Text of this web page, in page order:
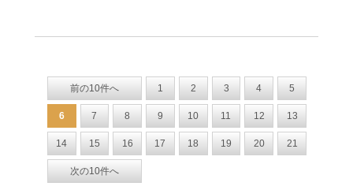
前の10件へ 1 2 3 4 5
6 7 8 9 10 11 12 13
14 15 16 17 18 19 20 21
次の10件へ